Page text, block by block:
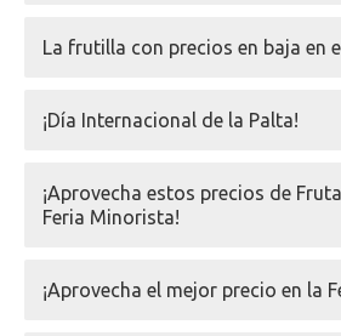
La frutilla con precios en baja en
¡Día Internacional de la Palta!
¡Aprovecha estos precios de
Feria Minorista!
¡Aprovecha el mejor precio en la